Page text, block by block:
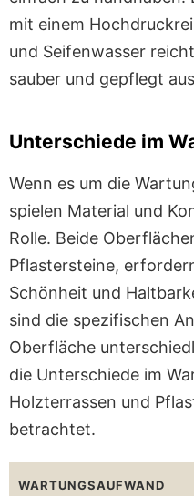
mit einem
und Seifenwasser
sauber und gepflegt
Unterschiede im
Wenn es um die
spielen Material und
Rolle. Beide
Pflastersteine,
Schönheit und
sind die spezifischen
Oberfläche
die Unterschiede im
Holzterrassen und
betrachtet.
WARTUNGSAUFWAND